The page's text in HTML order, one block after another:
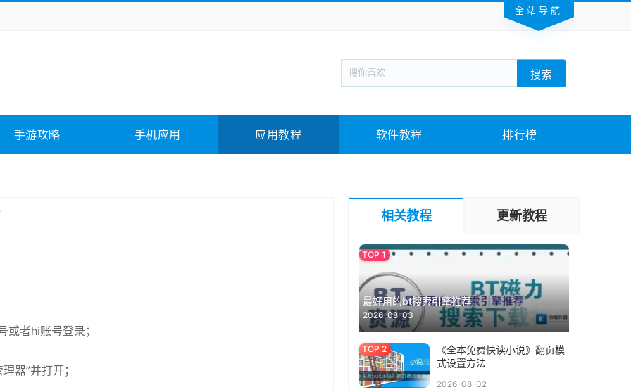
新闻阅读 旅游出行 生活实用
回合网游 战棋游戏 枪战射击
相关 应用软件 影音软件 插件下载 教育教学 游戏娱乐 系统软件 素材下载
其它
全站导航
搜索
手游攻略 手机应用 应用教程 软件教程 排行榜
者hi账号登录；
器”并打开；
相关教程 更新教程
最好用的bt搜索引擎推荐
2026-08-03
《全本免费快读小说》翻页模
式设置方法
2026-08-02